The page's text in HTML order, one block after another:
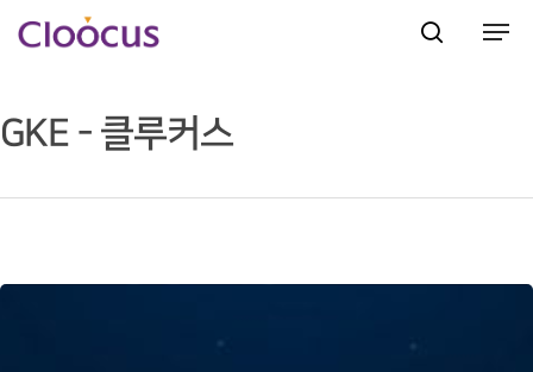
Hit enter to search or ESC to close
GKE - 클루커스